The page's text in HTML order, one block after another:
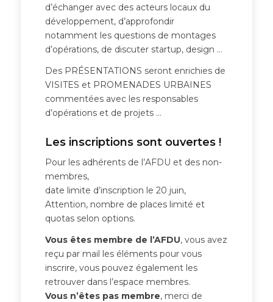
d’échanger avec des acteurs locaux du
développement, d’approfondir
notamment les questions de montages
d’opérations, de discuter startup, design …
Des PRÉSENTATIONS seront enrichies de
VISITES et PROMENADES URBAINES
commentées avec les responsables
d’opérations et de projets …
Les inscriptions sont ouvertes !
Pour les adhérents de l’AFDU et des non-
membres,
date limite d’inscription le 20 juin,
Attention, nombre de places limité et
quotas selon options.
Vous êtes membre de l’AFDU, vous avez
reçu par mail les éléments pour vous
inscrire, vous pouvez également les
retrouver dans l’espace membres.
Vous n’êtes pas membre, merci de